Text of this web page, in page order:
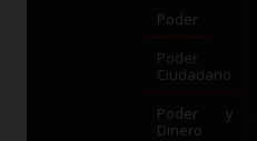
Poder
Poder
Ciudadano
Poder y
Dinero